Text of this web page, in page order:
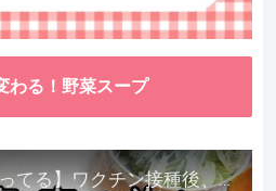
わる！野菜スープ
【身体はなんでも知ってる】ワクチン接種後、異常に食べたくなった野菜が細胞回復に貢献してくれました。